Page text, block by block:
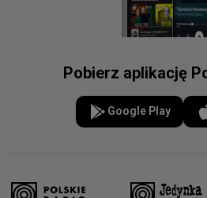
Pobierz aplikację
Google Play